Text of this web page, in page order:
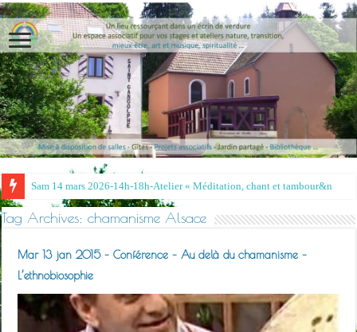
Sam 14 mars 2026-14h-18h-Atelier « Méditation, chant et tambour »- Irina e
Tag Archives:chamanisme Alsace
Mar 13 jan 2015 – Conférence – Au delà du chamanisme –
L’ethnobiosophie